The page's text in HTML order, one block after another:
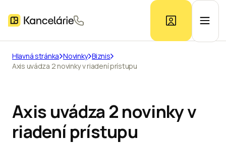
Ponuka kancelárií
Prieskum trhu
Kontakt
Hlavná stránka Novinky Biznis
Axis uvádza 2 novinky v riadení prístupu
Axis uvádza 2 novinky v
riadení prístupu